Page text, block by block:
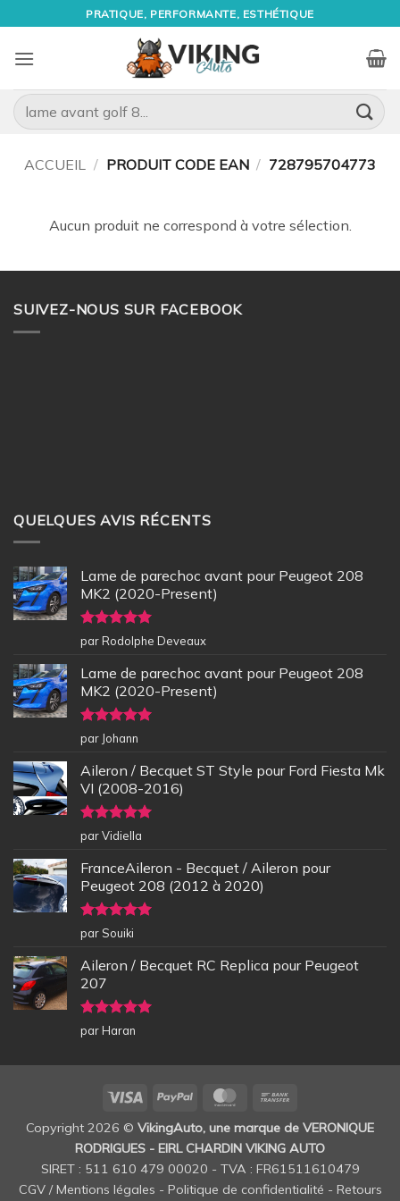
au
contenu
PRATIQUE, PERFORMANTE, ESTHÉTIQUE
Recherche
pour :
ACCUEIL / PRODUIT CODE EAN / 728795704773
Aucun produit ne correspond à votre sélection.
SUIVEZ-NOUS SUR FACEBOOK
QUELQUES AVIS RÉCENTS
Lame de parechoc avant pour Peugeot 208
MK2 (2020-Present)
Note5sur
5
par Rodolphe Deveaux
Lame de parechoc avant pour Peugeot 208
MK2 (2020-Present)
Note5sur
5
par Johann
Aileron / Becquet ST Style pour Ford Fiesta Mk
VI (2008-2016)
Note5sur
5
par Vidiella
FranceAileron - Becquet / Aileron pour
Peugeot 208 (2012 à 2020)
Note5sur
5
par Souiki
Aileron / Becquet RC Replica pour Peugeot
207
Note5sur
5
par Haran
Visa PayPal MasterCard
Copyright 2026 © VikingAuto, une marque de VERONIQUE
RODRIGUES - EIRL CHARDIN VIKING AUTO
SIRET : 511 610 479 00020 - TVA : FR61511610479
CGV / Mentions légales - Politique de confidentialité - Retours